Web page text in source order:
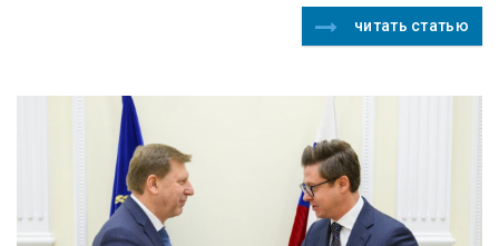
читать статью